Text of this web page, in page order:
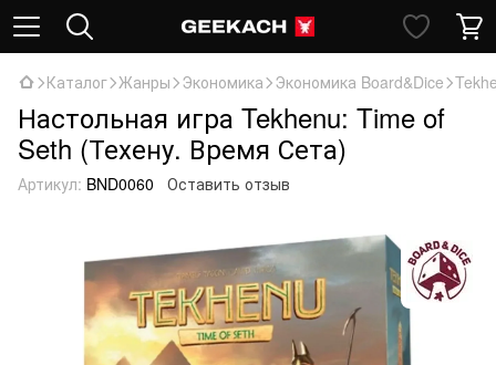
Каталог Жанры Экономика Экономика Board&Dice
Настольная игра Tekhenu: Time of
Seth (Техену. Время Сета)
Артикул: BND0060 Оставить отзыв